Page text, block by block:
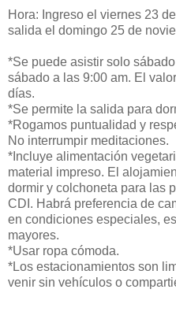
Hora: Ingreso el viernes 23
salida el domingo 25 de
*Se puede asistir solo
sábado a las 9:00 am. El
días.
*Se permite la salida para
*Rogamos puntualidad y
No interrumpir meditaciones.
*Incluye alimentación
material impreso. El
dormir y colchoneta para las
CDI. Habrá preferencia de
en condiciones especiales,
mayores.
*Usar ropa cómoda.
*Los estacionamientos son
venir sin vehículos o